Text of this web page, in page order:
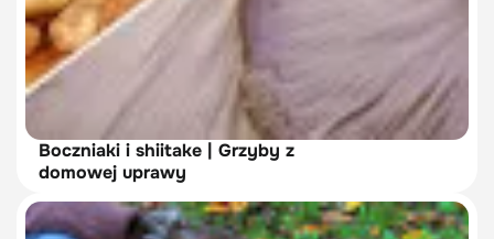
Boczniaki i shiitake | Grzyby z
domowej uprawy